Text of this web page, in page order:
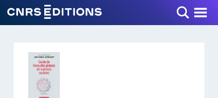
Toggle Menu